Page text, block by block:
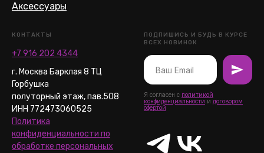
Аксессуары
КОНТАКТЫ
+7 916 202 4344
г. Москва Барклая 8 ТЦ
Горбушка
полуторный этаж, пав.508
ИНН 772473060525
Политика
конфиденциальности по
обработке персональных
ПОДПИШИСЬ И БУДЬ В КУРСЕ
ВСЕХ НОВИНОК
Я согласен с политикой
конфиденциальности и договором
офертой